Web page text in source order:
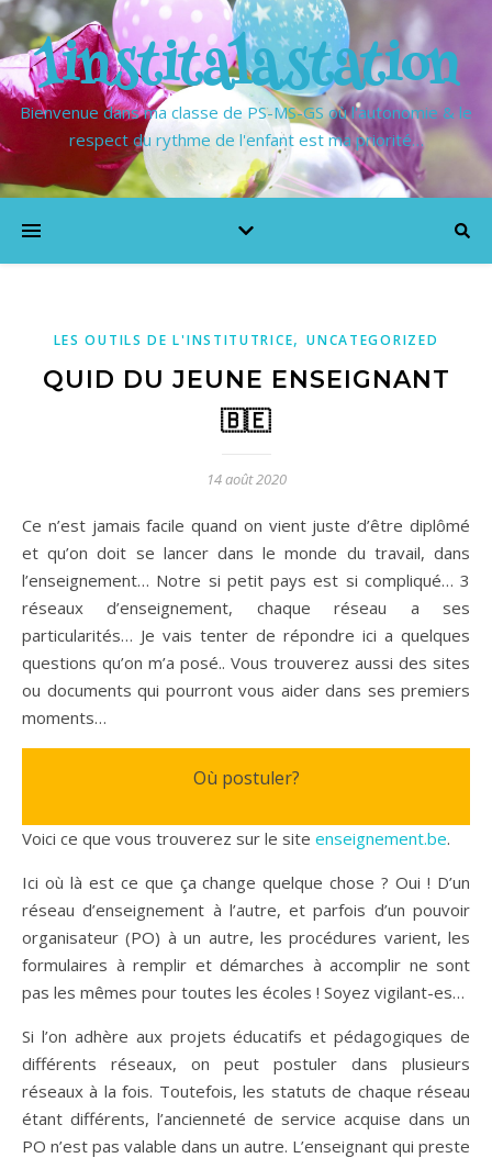
1institalastation
Bienvenue dans ma classe de PS-MS-GS où l'autonomie & le
respect du rythme de l'enfant est ma priorité…
LES OUTILS DE L'INSTITUTRICE,UNCATEGORIZED
QUID DU JEUNE ENSEIGNANT
🇧🇪
14 août 2020
Ce n’est jamais facile quand on vient juste d’être diplômé
et qu’on doit se lancer dans le monde du travail, dans
l’enseignement… Notre si petit pays est si compliqué… 3
réseaux d’enseignement, chaque réseau a ses
particularités… Je vais tenter de répondre ici a quelques
questions qu’on m’a posé.. Vous trouverez aussi des sites
ou documents qui pourront vous aider dans ses premiers
moments…
Où postuler?
Voici ce que vous trouverez sur le site enseignement.be.
Ici où là est ce que ça change quelque chose ? Oui ! D’un
réseau d’enseignement à l’autre, et parfois d’un pouvoir
organisateur (PO) à un autre, les procédures varient, les
formulaires à remplir et démarches à accomplir ne sont
pas les mêmes pour toutes les écoles ! Soyez vigilant-es…
Si l’on adhère aux projets éducatifs et pédagogiques de
différents réseaux, on peut postuler dans plusieurs
réseaux à la fois. Toutefois, les statuts de chaque réseau
étant différents, l’ancienneté de service acquise dans un
PO n’est pas valable dans un autre. L’enseignant qui preste